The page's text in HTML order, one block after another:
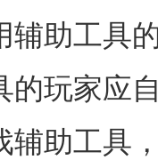
辅助工具
的玩家应
辅助工具